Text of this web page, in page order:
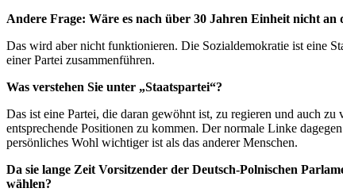
Andere Frage: Wäre es nach über 30 Jahren Einheit nicht
Das wird aber nicht funktionieren. Die Sozialdemokratie ist eine
einer Partei zusammenführen.
Was verstehen Sie unter „Staatspartei“?
Das ist eine Partei, die daran gewöhnt ist, zu regieren und auch
entsprechende Positionen zu kommen. Der normale Linke
persönliches Wohl wichtiger ist als das anderer Menschen.
Da sie lange Zeit Vorsitzender der Deutsch-Polnischen
wählen?